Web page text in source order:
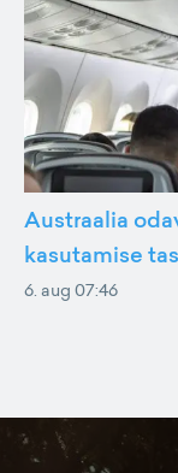
Austraalia
kasutamise
6. aug 07:46